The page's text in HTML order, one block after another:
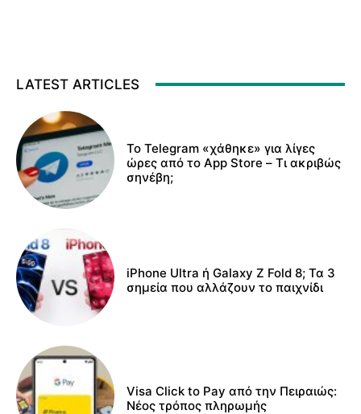
LATEST ARTICLES
Το Telegram «χάθηκε» για λίγες
ώρες από το App Store – Τι ακριβώς
σηνέβη;
iPhone Ultra ή Galaxy Z Fold 8; Τα 3
σημεία που αλλάζουν το παιχνίδι
Visa Click to Pay από την Πειραιώς:
Νέος τρόπος πληρωμής